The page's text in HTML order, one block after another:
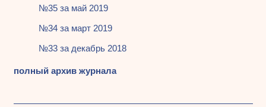
№35 за май 2019
№34 за март 2019
№33 за декабрь 2018
полный архив журнала